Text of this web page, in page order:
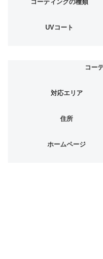
コーティングの種類
UVコート
コー
対応エリア
住所
ホームページ